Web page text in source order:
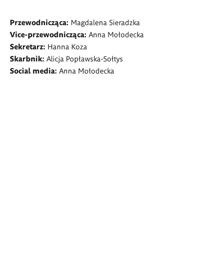
Przewodnicząca: Magdalena Sieradzka
Vice-przewodnicząca: Anna Mołodecka
Sekretarz: Hanna Koza
Skarbnik: Alicja Popławska-Sołtys
Social media: Anna Mołodecka